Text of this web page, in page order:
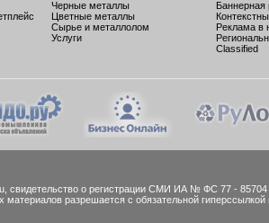
Черные металлы
Цветные металлы
Сырье и металлолом
Услуги
Баннерная
Реклама в
Classified
cвидетельство о регистрации СМИ ИА № ФС 77 - 85704
материалов разрешается с обязательной гиперссылкой